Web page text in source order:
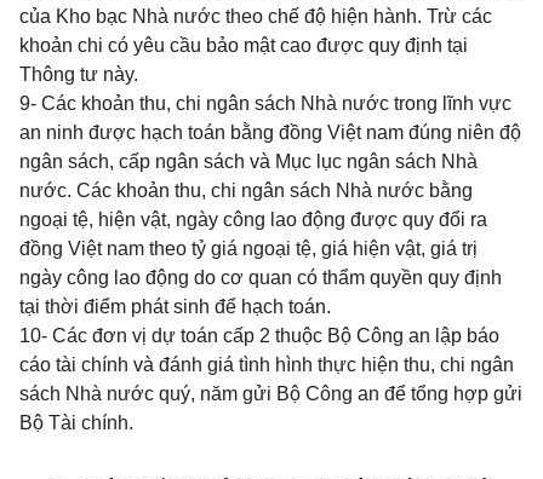
của Kho bạc Nhà nước theo chế độ hiện hành. Trừ các
khoản chi có yêu cầu bảo mật cao được quy định tại
Thông tư này.
9- Các khoản thu, chi ngân sách Nhà nước trong lĩnh vực
an ninh được hạch toán bằng đồng Việt nam đúng niên độ
ngân sách, cấp ngân sách và Mục lục ngân sách Nhà
nước. Các khoản thu, chi ngân sách Nhà nước bằng
ngoại tệ, hiện vật, ngày công lao động được quy đổi ra
đồng Việt nam theo tỷ giá ngoại tệ, giá hiện vật, giá trị
ngày công lao động do cơ quan có thẩm quyền quy định
tại thời điểm phát sinh để hạch toán.
10- Các đơn vị dự toán cấp 2 thuộc Bộ Công an lập báo
cáo tài chính và đánh giá tình hình thực hiện thu, chi ngân
sách Nhà nước quý, năm gửi Bộ Công an để tổng hợp gửi
Bộ Tài chính.